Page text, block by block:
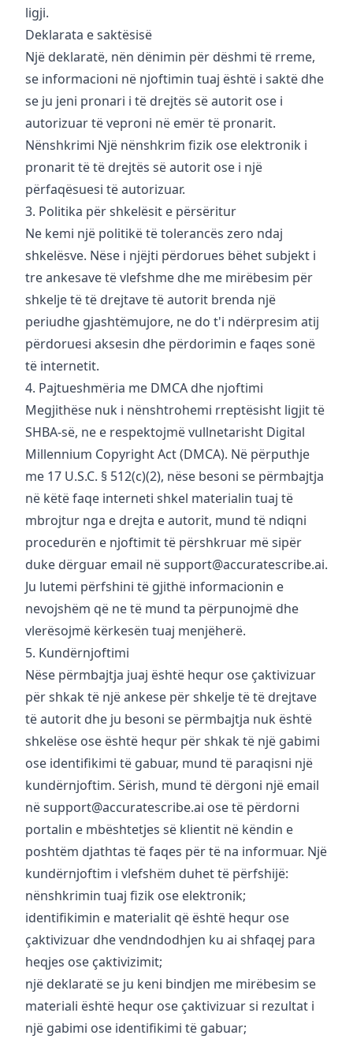
ligji.
Deklarata e saktësisë
Një deklaratë, nën dënimin për dëshmi të rreme,
se informacioni në njoftimin tuaj është i saktë dhe
se ju jeni pronari i të drejtës së autorit ose i
autorizuar të veproni në emër të pronarit.
Nënshkrimi Një nënshkrim fizik ose elektronik i
pronarit të të drejtës së autorit ose i një
përfaqësuesi të autorizuar.
3. Politika për shkelësit e përsëritur
Ne kemi një politikë të tolerancës zero ndaj
shkelësve. Nëse i njëjti përdorues bëhet subjekt i
tre ankesave të vlefshme dhe me mirëbesim për
shkelje të të drejtave të autorit brenda një
periudhe gjashtëmujore, ne do t'i ndërpresim atij
përdoruesi aksesin dhe përdorimin e faqes sonë
të internetit.
4. Pajtueshmëria me DMCA dhe njoftimi
Megjithëse nuk i nënshtrohemi rreptësisht ligjit të
SHBA-së, ne e respektojmë vullnetarisht Digital
Millennium Copyright Act (DMCA). Në përputhje
me 17 U.S.C. § 512(c)(2), nëse besoni se përmbajtja
në këtë faqe interneti shkel materialin tuaj të
mbrojtur nga e drejta e autorit, mund të ndiqni
procedurën e njoftimit të përshkruar më sipër
duke dërguar email nësupport@accuratescribe.ai.
Ju lutemi përfshini të gjithë informacionin e
nevojshëm që ne të mund ta përpunojmë dhe
vlerësojmë kërkesën tuaj menjëherë.
5. Kundërnjoftimi
Nëse përmbajtja juaj është hequr ose çaktivizuar
për shkak të një ankese për shkelje të të drejtave
të autorit dhe ju besoni se përmbajtja nuk është
shkelëse ose është hequr për shkak të një gabimi
ose identifikimi të gabuar, mund të paraqisni një
kundërnjoftim. Sërish, mund të dërgoni një email
nësupport@accuratescribe.ai ose të përdorni
portalin e mbështetjes së klientit në këndin e
poshtëm djathtas të faqes për të na informuar. Një
kundërnjoftim i vlefshëm duhet të përfshijë:
nënshkrimin tuaj fizik ose elektronik;
identifikimin e materialit që është hequr ose
çaktivizuar dhe vendndodhjen ku ai shfaqej para
heqjes ose çaktivizimit;
një deklaratë se ju keni bindjen me mirëbesim se
materiali është hequr ose çaktivizuar si rezultat i
një gabimi ose identifikimi të gabuar;